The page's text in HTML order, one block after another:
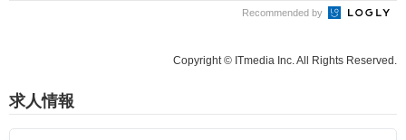
Recommended by
Copyright © ITmedia Inc. All Rights Reserved.
求人情報